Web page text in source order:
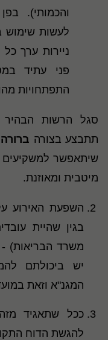
והכמותי).
ניירות ערך
פני עתיד
התפתחויות
סגל הרשות הבהיר
תתבצע בצורה
שיתאפשר
מיטבית ומאוזנת.
השפעת האירוע
בגין שהיית
משרד הבריאות) -
יש ביכולתם
המגנ"א וזאת
ככל שתאגיד